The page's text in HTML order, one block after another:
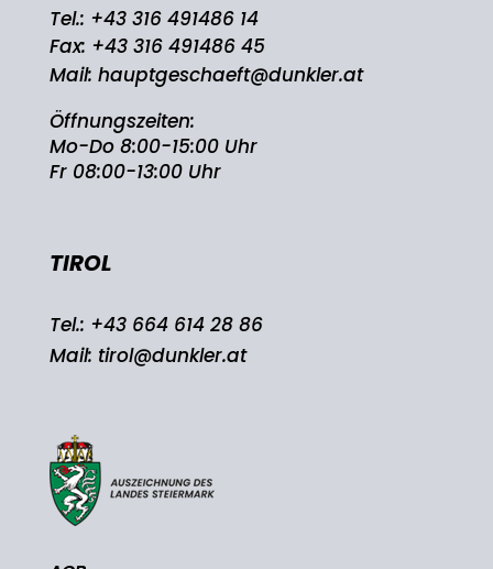
Tel.: +43 316 491486 14
Fax: +43 316 491486 45
Mail: hauptgeschaeft@dunkler.at
Öffnungszeiten:
Mo-Do 8:00-15:00 Uhr
Fr 08:00-13:00 Uhr
TIROL
Tel.: +43 664 614 28 86
Mail: tirol@dunkler.at